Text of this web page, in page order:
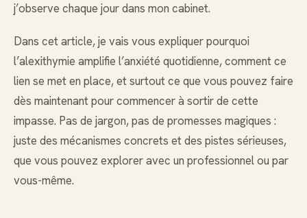
j’observe chaque jour dans mon cabinet.
Dans cet article, je vais vous expliquer pourquoi
l’alexithymie amplifie l’anxiété quotidienne, comment ce
lien se met en place, et surtout ce que vous pouvez faire
dès maintenant pour commencer à sortir de cette
impasse. Pas de jargon, pas de promesses magiques :
juste des mécanismes concrets et des pistes sérieuses,
que vous pouvez explorer avec un professionnel ou par
vous-même.